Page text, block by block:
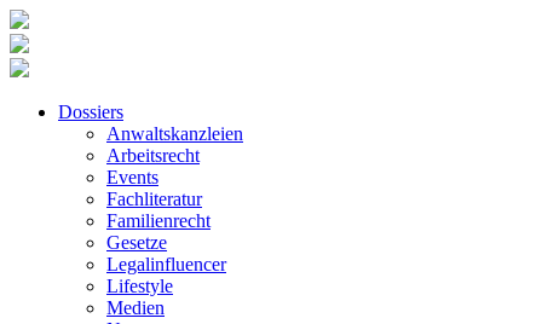
Dossiers
Anwaltskanzleien
Arbeitsrecht
Events
Fachliteratur
Familienrecht
Gesetze
Legalinfluencer
Lifestyle
Medien